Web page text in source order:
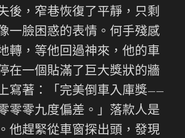
後，窄巷恢復了平靜，只剩
一臉困惑的表情。何手殘感
轉，等他回過神來，他的車
在一個貼滿了巨大獎狀的牆
寫著：「完美倒車入庫獎——
零零九度偏差。」落款人是
他趕緊從車窗探出頭，發現